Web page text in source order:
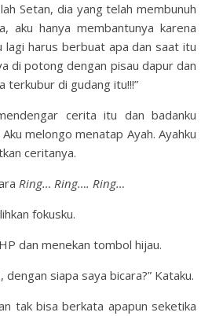
Setan, dia yang telah membunuh
aku hanya membantunya karena
lagi harus berbuat apa dan saat itu
di potong dengan pisau dapur dan
terkubur di gudang itu!!!”
cerita itu dan badanku
melongo menatap Ayah. Ayahku
ceritanya.
Ring… Ring…. Ring…
fokusku.
dan menekan tombol hijau.
dengan siapa saya bicara?” Kataku.
tak bisa berkata apapun seketika